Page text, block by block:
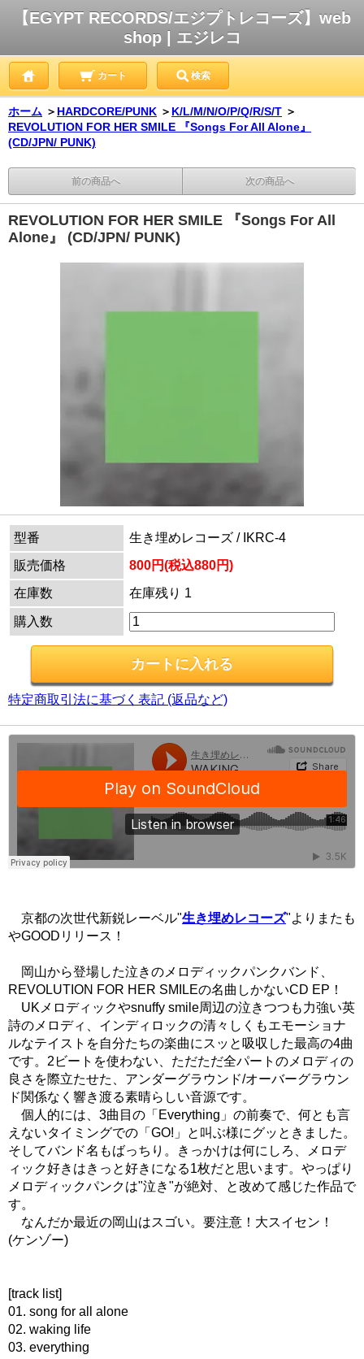
【EGYPT RECORDS/エジプトレコーズ】web
shop | エジレコ
カート 検索
ホーム ＞ HARDCORE/PUNK ＞ K/L/M/N/O/P/Q/R/S/T ＞
REVOLUTION FOR HER SMILE 『Songs For All Alone』
(CD/JPN/ PUNK)
前の商品へ 次の商品へ
REVOLUTION FOR HER SMILE 『Songs For All
Alone』 (CD/JPN/ PUNK)
型番
生き埋めレコーズ / IKRC-4
販売価格
800円(税込880円)
在庫数
在庫残り 1
購入数
特定商取引法に基づく表記 (返品など)
京都の次世代新鋭レーベル"生き埋めレコーズ"よりまたも
やGOODリリース！
岡山から登場した泣きのメロディックパンクバンド、
REVOLUTION FOR HER SMILEの名曲しかないCD EP！
UKメロディックやsnuffy smile周辺の泣きつつも力強い英
詩のメロディ、インディロックの清々しくもエモーショナ
ルなテイストを自分たちの楽曲にスッと吸収した最高の4曲
です。2ビートを使わない、ただただ全パートのメロディの
良さを際立たせた、アンダーグラウンド/オーバーグラウン
ド関係なく響き渡る素晴らしい音源です。
個人的には、3曲目の「Everything」の前奏で、何とも言
えないタイミングでの「GO!」と叫ぶ様にグッときました。
そしてバンド名もばっちり。きっかけは何にしろ、メロデ
ィック好きはきっと好きになる1枚だと思います。やっぱり
メロディックパンクは"泣き"が絶対、と改めて感じた作品で
す。
なんだか最近の岡山はスゴい。要注意！大スイセン！
(ケンゾー)
[track list]
01. song for all alone
02. waking life
03. everything